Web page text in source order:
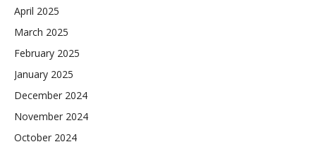
April 2025
March 2025
February 2025
January 2025
December 2024
November 2024
October 2024